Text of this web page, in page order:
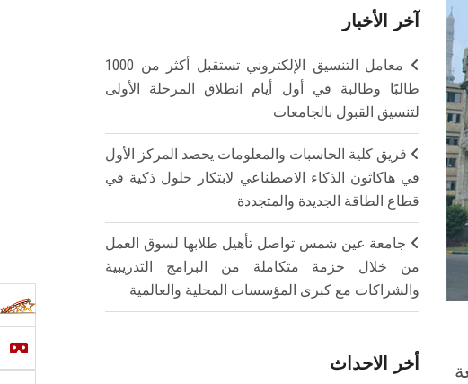
آخر الأخبار
معامل التنسيق الإلكتروني تستقبل أكثر من 1000
طالبًا وطالبة في أول أيام انطلاق المرحلة الأولى
لتنسيق القبول بالجامعات
فريق كلية الحاسبات والمعلومات يحصد المركز الأول
في هاكاثون الذكاء الاصطناعي لابتكار حلول ذكية في
قطاع الطاقة الجديدة والمتجددة
جامعة عين شمس تواصل تأهيل طلابها لسوق العمل
من خلال حزمة متكاملة من البرامج التدريبية
والشراكات مع كبرى المؤسسات المحلية والعالمية
أخر الاحداث